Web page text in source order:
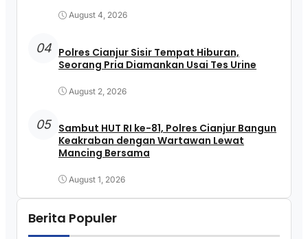
August 4, 2026
04 Polres Cianjur Sisir Tempat Hiburan,
Seorang Pria Diamankan Usai Tes Urine
August 2, 2026
05 Sambut HUT RI ke-81, Polres Cianjur Bangun
Keakraban dengan Wartawan Lewat
Mancing Bersama
August 1, 2026
Berita Populer